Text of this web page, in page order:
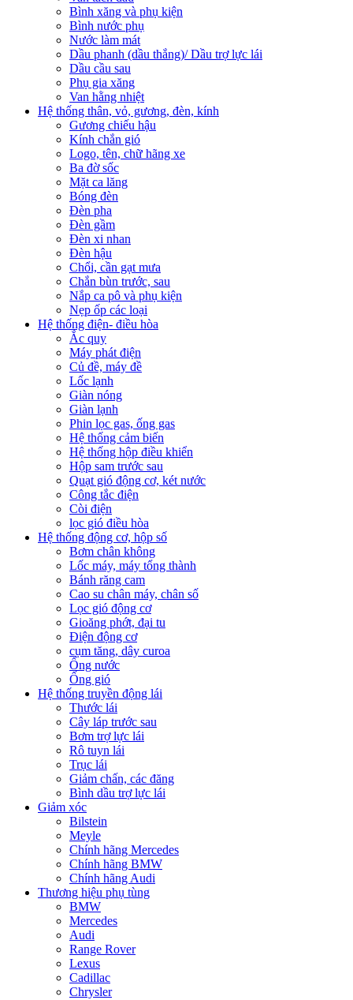
Bình xăng và phụ kiện
Bình nước phụ
Nước làm mát
Dầu phanh (dầu thắng)/ Dầu trợ lực lái
Dầu cầu sau
Phụ gia xăng
Van hằng nhiệt
Hệ thống thân, vỏ, gương, đèn, kính
Gương chiếu hậu
Kính chắn gió
Logo, tên, chữ hãng xe
Ba đờ sốc
Mặt ca lăng
Bóng đèn
Đèn pha
Đèn gầm
Đèn xi nhan
Đèn hậu
Chổi, cần gạt mưa
Chắn bùn trước, sau
Nắp ca pô và phụ kiện
Nẹp ốp các loại
Hệ thống điện- điều hòa
Ắc quy
Máy phát điện
Củ đề, máy đề
Lốc lạnh
Giàn nóng
Giàn lạnh
Phin lọc gas, ống gas
Hệ thống cảm biến
Hệ thống hộp điều khiển
Hộp sam trước sau
Quạt gió động cơ, két nước
Công tắc điện
Còi điện
lọc gió điều hòa
Hệ thống động cơ, hộp số
Bơm chân không
Lốc máy, máy tổng thành
Bánh răng cam
Cao su chân máy, chân số
Lọc gió động cơ
Gioăng phớt, đại tu
Điện động cơ
cụm tăng, dây curoa
Ống nước
Ống gió
Hệ thống truyền động lái
Thước lái
Cây láp trước sau
Bơm trợ lực lái
Rô tuyn lái
Trục lái
Giảm chấn, các đăng
Bình dầu trợ lực lái
Giảm xóc
Bilstein
Meyle
Chính hãng Mercedes
Chính hãng BMW
Chính hãng Audi
Thương hiệu phụ tùng
BMW
Mercedes
Audi
Range Rover
Lexus
Cadillac
Chrysler